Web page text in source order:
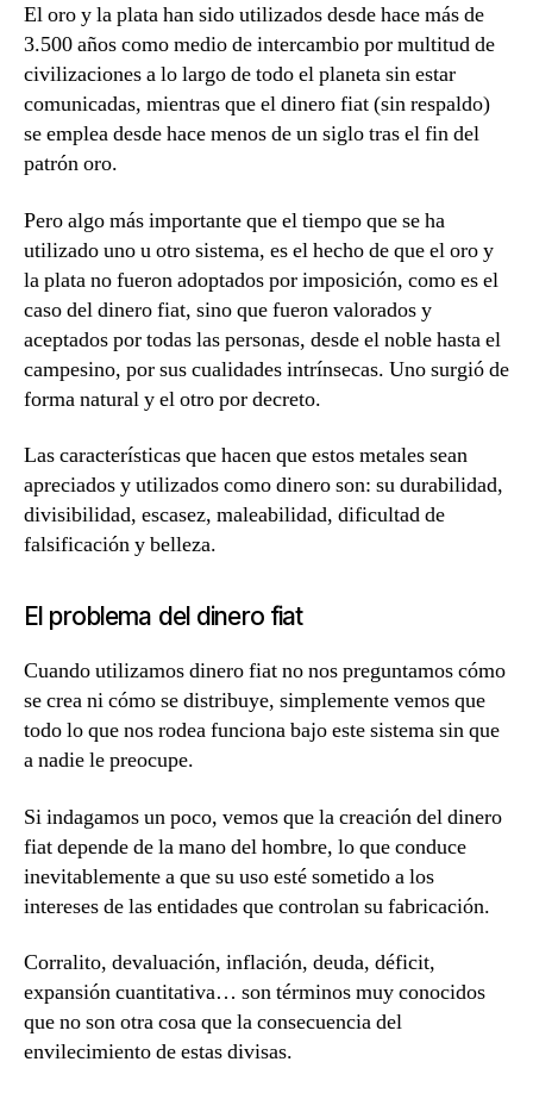
El oro y la plata han sido utilizados desde hace más de
3.500 años como medio de intercambio por multitud de
civilizaciones a lo largo de todo el planeta sin estar
comunicadas, mientras que el dinero fiat (sin respaldo)
se emplea desde hace menos de un siglo tras el fin del
patrón oro.
Pero algo más importante que el tiempo que se ha
utilizado uno u otro sistema, es el hecho de que el oro y
la plata no fueron adoptados por imposición, como es el
caso del dinero fiat, sino que fueron valorados y
aceptados por todas las personas, desde el noble hasta el
campesino, por sus cualidades intrínsecas. Uno surgió de
forma natural y el otro por decreto.
Las características que hacen que estos metales sean
apreciados y utilizados como dinero son: su durabilidad,
divisibilidad, escasez, maleabilidad, dificultad de
falsificación y belleza.
El problema del dinero fiat
Cuando utilizamos dinero fiat no nos preguntamos cómo
se crea ni cómo se distribuye, simplemente vemos que
todo lo que nos rodea funciona bajo este sistema sin que
a nadie le preocupe.
Si indagamos un poco, vemos que la creación del dinero
fiatdepende de la mano del hombre, lo que conduce
inevitablemente a quesu uso esté sometido a los
intereses de las entidades que controlan su fabricación.
Corralito, devaluación, inflación, deuda, déficit,
expansión cuantitativa… son términos muy conocidos
que no son otra cosa que la consecuencia del
envilecimiento de estas divisas.